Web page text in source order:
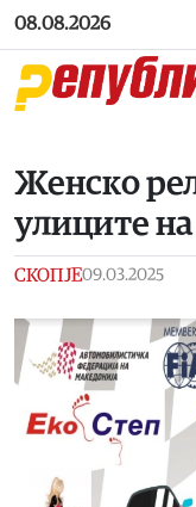
Skip to main content
08.08.2026
Женско
улиците на
СКОПЈЕ09.03.2025